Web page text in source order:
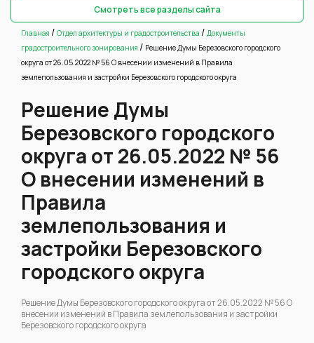
Смотреть все разделы сайта
Главная / Отдел архитектуры и градостроительства / Документы
градостроительного зонирования / Решение Думы Березовского городского
округа от 26.05.2022 № 56 О внесении изменений в Правила
землепользования и застройки Березовского городского округа
Решение Думы
Березовского городского
округа от 26.05.2022 № 56
О внесении изменений в
Правила
землепользования и
застройки Березовского
городского округа
Решение Думы Березовского городского округа от 26.05.2022 № 56 О
внесении изменений в Правила землепользования и застройки
Березовского городского округа